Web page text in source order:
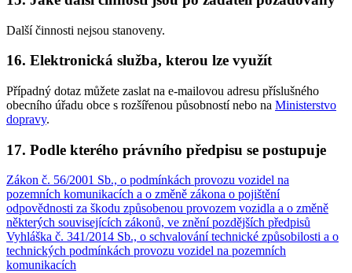
Další činnosti nejsou stanoveny.
16. Elektronická služba, kterou lze využít
Případný dotaz můžete zaslat na e-mailovou adresu příslušného
obecního úřadu obce s rozšířenou působností nebo na Ministerstvo
dopravy.
17. Podle kterého právního předpisu se postupuje
Zákon č. 56/2001 Sb., o podmínkách provozu vozidel na
pozemních komunikacích a o změně zákona o pojištění
odpovědnosti za škodu způsobenou provozem vozidla a o změně
některých souvisejících zákonů, ve znění pozdějších předpisů
Vyhláška č. 341/2014 Sb., o schvalování technické způsobilosti a o
technických podmínkách provozu vozidel na pozemních
komunikacích